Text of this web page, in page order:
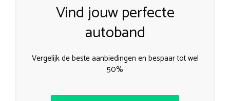
Vind jouw perfecte
autoband
Vergelijk de beste aanbiedingen en bespaar tot wel
50%